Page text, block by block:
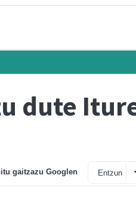
dute
gaitzazu Googlen Entzun